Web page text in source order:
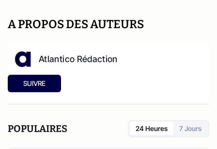
A PROPOS DES AUTEURS
Atlantico Rédaction
SUIVRE
POPULAIRES 24 Heures 7 Jours